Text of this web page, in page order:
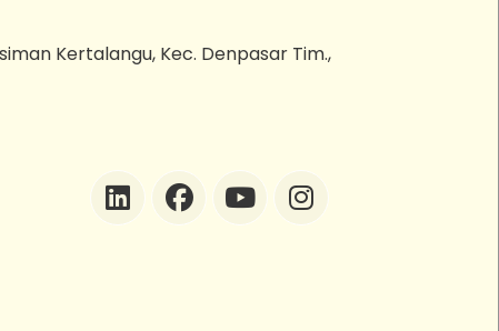
Kertalangu, Kec. Denpasar Tim.,